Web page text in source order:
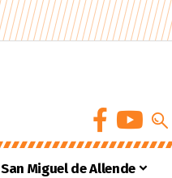
San Miguel de Allende